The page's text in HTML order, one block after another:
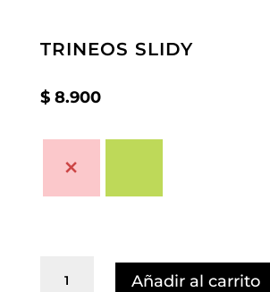
TRINEOS SLIDY
$8.900
Añadir al carrito